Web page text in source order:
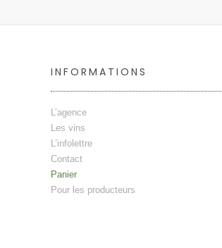
INFORMATIONS
L’agence
Les vins
L’infolettre
Contact
Panier
Pour les producteurs